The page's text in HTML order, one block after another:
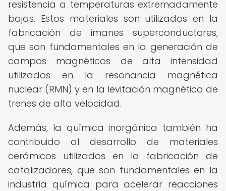
resistencia a temperaturas extremadamente
bajas. Estos materiales son utilizados en la
fabricación de imanes superconductores,
que son fundamentales en la generación de
campos magnéticos de alta intensidad
utilizados en la resonancia magnética
nuclear (RMN) y en la levitación magnética de
trenes de alta velocidad.
Además, la química inorgánica también ha
contribuido al desarrollo de materiales
cerámicos utilizados en la fabricación de
catalizadores, que son fundamentales en la
industria química para acelerar reacciones